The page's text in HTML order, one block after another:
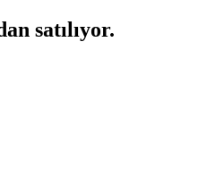
satılıyor.